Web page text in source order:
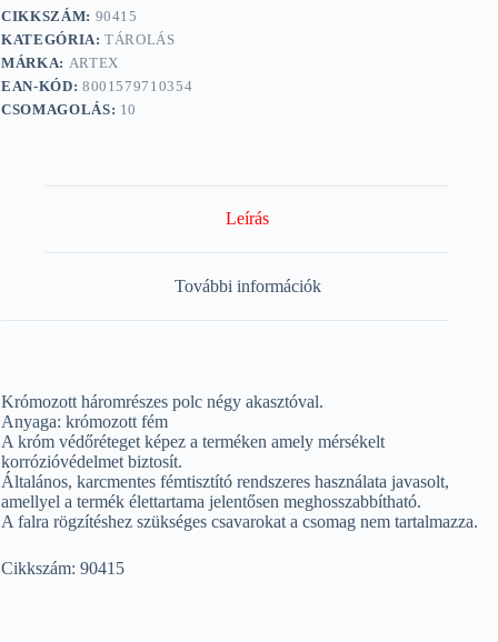
CIKKSZÁM: 90415
KATEGÓRIA:TÁROLÁS
MÁRKA: ARTEX
EAN-KÓD: 8001579710354
CSOMAGOLÁS: 10
Leírás
További információk
Krómozott háromrészes polc négy akasztóval.
Anyaga: krómozott fém
A króm védőréteget képez a terméken amely mérsékelt
korrózióvédelmet biztosít.
Általános, karcmentes fémtisztító rendszeres használata javasolt,
amellyel a termék élettartama jelentősen meghosszabbítható.
A falra rögzítéshez szükséges csavarokat a csomag nem tartalmazza.
Cikkszám: 90415